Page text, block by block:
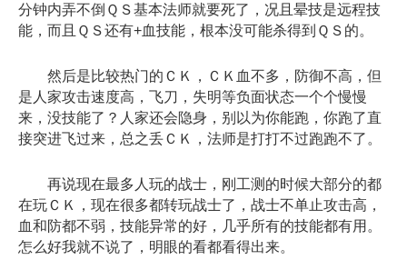
分钟内弄不倒ＱＳ基本法师就要死了，况且晕技是远程技
能，而且ＱＳ还有+血技能，根本没可能杀得到ＱＳ的。
然后是比较热门的ＣＫ，ＣＫ血不多，防御不高，但
是人家攻击速度高，飞刀，失明等负面状态一个个慢慢
来，没技能了？人家还会隐身，别以为你能跑，你跑了直
接突进飞过来，总之丢ＣＫ，法师是打打不过跑跑不了。
再说现在最多人玩的战士，刚工测的时候大部分的都
在玩ＣＫ，现在很多都转玩战士了，战士不单止攻击高，
血和防都不弱，技能异常的好，几乎所有的技能都有用。
怎么好我就不说了，明眼的看都看得出来。